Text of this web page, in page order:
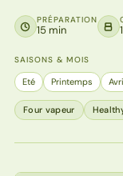
PRÉPARATION
15 min
SAISONS & MOIS
Eté Printemps
Four vapeur